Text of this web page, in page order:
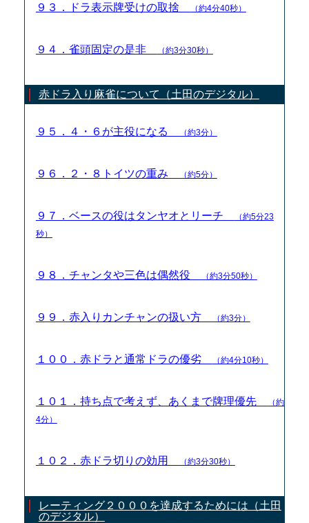
９３．ドラ表示牌受けの取捨 （約4分40秒）
９４．雀頭固定の是非 （約3分30秒）
赤ドラ入り麻雀について（土田のデジタル）
９５．４・６が主役になる （約3分）
９６．２・８トイツの重み （約5分）
９７．ベースの役はタンヤオとリーチ
（約5分23
秒）
９８．チャンタや三色は偶然役 （約3分50秒）
９９．赤入りカンチャンの扱い方 （約3分）
１００．赤ドラと通常ドラの優劣 （約4分10秒）
１０１．持ち点で考えず、あくまで牌理優先
（約
4分）
１０２．赤ドラ切りの効用 （約3分30秒）
レーティング２０００を達成するためには（土田
のデジタル）